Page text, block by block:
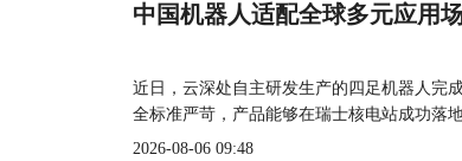
中国机器人适配全球多元应用
近日，云深处自主研发生产的四足机器人完
全标准严苛，产品能够在瑞士核电站成功落
2026-08-06 09:48